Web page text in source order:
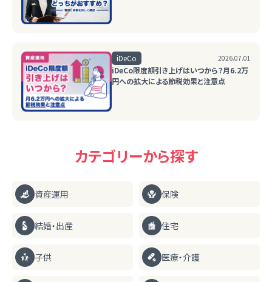
iDeCo 2026.07.01
iDeCo限度額引き上げはいつから？月6.2万
円への拡大による節税効果と注意点
カテゴリーから探す
資産運用 保険
結婚・出産 住宅
子供 医療・介護